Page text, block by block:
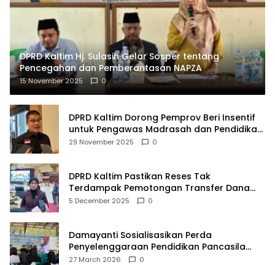
DPRD Kaltim Hj. Sulasih Gelar Sosper tentang
Pencegahan dan Pemberantasan NAPZA
15 November 2025 0
DPRD Kaltim Dorong Pemprov Beri Insentif
untuk Pengawas Madrasah dan Pendidikan
Agama
29 November 2025 0
DPRD Kaltim Pastikan Reses Tak
Terdampak Pemotongan Transfer Dana
Pusat
5 December 2025 0
Damayanti Sosialisasikan Perda
Penyelenggaraan Pendidikan Pancasila
dan Wawasan Kebangsaan
27 March 2026 0